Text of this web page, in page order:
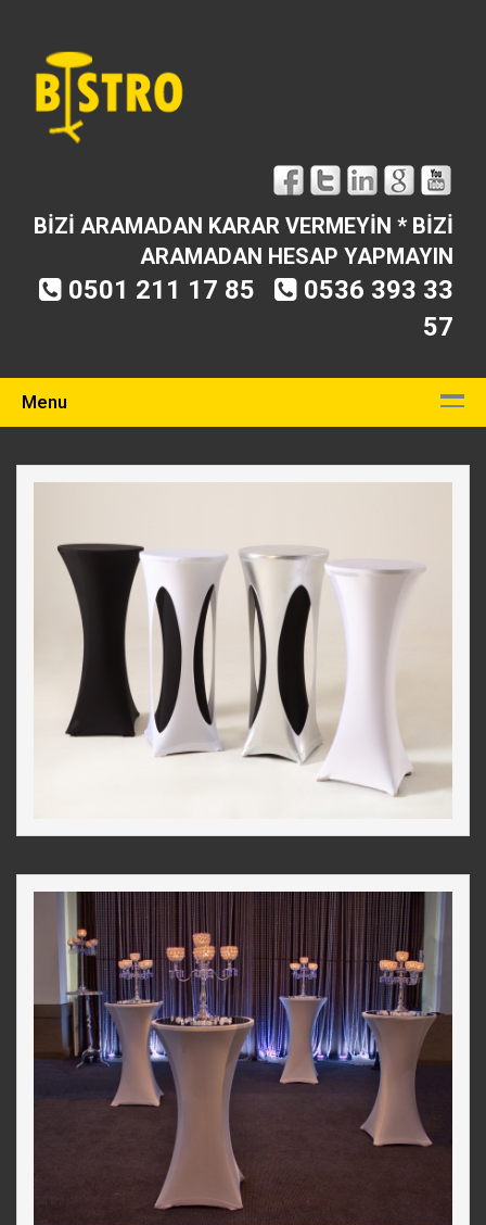
BİZİ ARAMADAN KARAR VERMEYİN * BİZİ
ARAMADAN HESAP YAPMAYIN
0501 211 17 85
0536 393 33
57
Menu